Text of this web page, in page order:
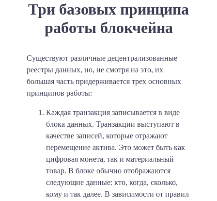
Три базовых принципа
работы блокчейна
Существуют различные децентрализованные
реестры данных, но, не смотря на это, их
большая часть придерживается трех основных
принципов работы:
Каждая транзакция записывается в виде
блока данных. Транзакции выступают в
качестве записей, которые отражают
перемещение актива. Это может быть как
цифровая монета, так и материальный
товар. В блоке обычно отображаются
следующие данные: кто, когда, сколько,
кому и так далее. В зависимости от правил